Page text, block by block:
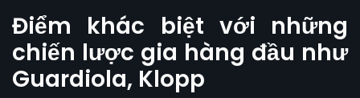
Điểm khác biệt với những
chiến lược gia hàng đầu như
Guardiola, Klopp